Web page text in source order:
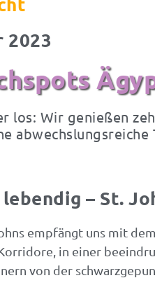
2023
los: Wir genießen
– St.
empfängt uns mit
in einer
von der